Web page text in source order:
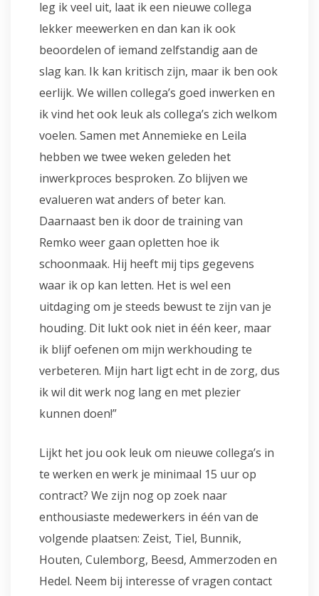
leg ik veel uit, laat ik een nieuwe collega
lekker meewerken en dan kan ik ook
beoordelen of iemand zelfstandig aan de
slag kan. Ik kan kritisch zijn, maar ik ben ook
eerlijk. We willen collega’s goed inwerken en
ik vind het ook leuk als collega’s zich welkom
voelen. Samen met Annemieke en Leila
hebben we twee weken geleden het
inwerkproces besproken. Zo blijven we
evalueren wat anders of beter kan.
Daarnaast ben ik door de training van
Remko weer gaan opletten hoe ik
schoonmaak. Hij heeft mij tips gegevens
waar ik op kan letten. Het is wel een
uitdaging om je steeds bewust te zijn van je
houding. Dit lukt ook niet in één keer, maar
ik blijf oefenen om mijn werkhouding te
verbeteren. Mijn hart ligt echt in de zorg, dus
ik wil dit werk nog lang en met plezier
kunnen doen!”
Lijkt het jou ook leuk om nieuwe collega’s in
te werken en werk je minimaal 15 uur op
contract? We zijn nog op zoek naar
enthousiaste medewerkers in één van de
volgende plaatsen: Zeist, Tiel, Bunnik,
Houten, Culemborg, Beesd, Ammerzoden en
Hedel. Neem bij interesse of vragen contact